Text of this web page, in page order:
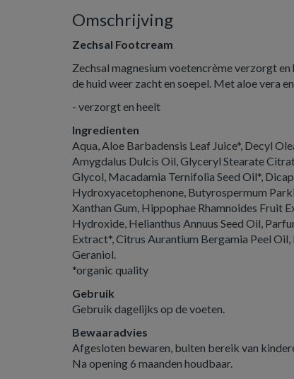
Omschrijving
Zechsal Footcream
Zechsal magnesium voetencrème verzorgt
de huid weer zacht en soepel. Met aloe vera
- verzorgt en heelt
Ingredienten
Aqua, Aloe Barbadensis Leaf Juice*, Decyl
Amygdalus Dulcis Oil, Glyceryl Stearate
Glycol, Macadamia Ternifolia Seed Oil*,
Hydroxyacetophenone, Butyrospermum
Xanthan Gum, Hippophae Rhamnoides Fruit
Hydroxide, Helianthus Annuus Seed Oil,
Extract*, Citrus Aurantium Bergamia Peel
Geraniol.
*organic quality
Gebruik
Gebruik dagelijks op de voeten.
Bewaaradvies
Afgesloten bewaren, buiten bereik van
Na opening 6 maanden houdbaar.